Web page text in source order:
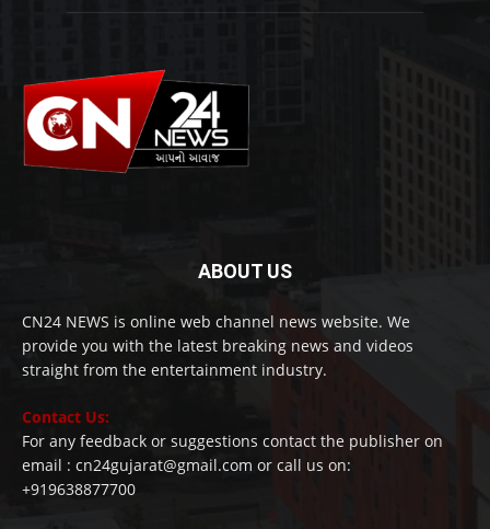
ABOUT US
CN24 NEWS is online web channel news website. We
provide you with the latest breaking news and videos
straight from the entertainment industry.
Contact Us:
For any feedback or suggestions contact the publisher on
email : cn24gujarat@gmail.com or call us on:
+919638877700